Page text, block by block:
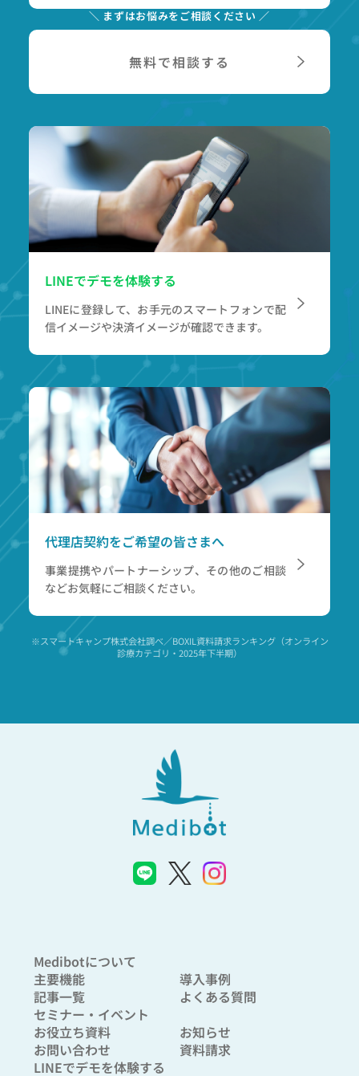
＼ まずはお悩みをご相談ください ／
無料で相談する
LINEでデモを体験する
LINEに登録して、お手元のスマートフォンで配
信イメージや決済イメージが確認できます。
代理店契約をご希望の皆さまへ
事業提携やパートナーシップ、その他のご相談
などお気軽にご相談ください。
※スマートキャンプ株式会社調べ／BOXIL資料請求ランキング（オンライン
診療カテゴリ・2025年下半期）
Medibotについて
主要機能
導入事例
記事一覧
よくある質問
セミナー・イベント
お役立ち資料
お知らせ
お問い合わせ
資料請求
LINEでデモを体験する